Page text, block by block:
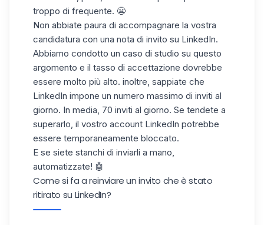
troppo di frequente. 😬
Non abbiate paura di accompagnare la vostra
candidatura con una nota di invito su LinkedIn.
Abbiamo condotto un caso di studio su questo
argomento e il tasso di accettazione dovrebbe
essere molto più alto. inoltre, sappiate che
LinkedIn impone un numero massimo di inviti al
giorno. In media, 70 inviti al giorno. Se tendete a
superarlo, il vostro account LinkedIn potrebbe
essere temporaneamente bloccato.
E se siete stanchi di inviarli a mano,
automatizzate! 🤖
Come si fa a reinviare un invito che è stato
ritirato su LinkedIn?